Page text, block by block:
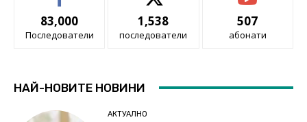
83,000
Последователи
1,538
последователи
507
абонати
НАЙ-НОВИТЕ НОВИНИ
АКТУАЛНО